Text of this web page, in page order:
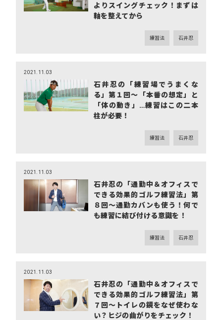
よりスイングチェック！まずは
軸を整えてから
練習法 石井忍
2021.11.03
石井忍の「練習場でうまくな
る」第１回～「本番の想定」と
「体の動き」…練習はこの二本
柱が必要！
練習法 石井忍
2021.11.03
石井忍の「通勤中＆オフィスで
できる効果的ゴルフ練習法」第
８回～通勤カバンも使う！何で
も練習に結び付ける意識を！
練習法 石井忍
2021.11.03
石井忍の「通勤中＆オフィスで
できる効果的ゴルフ練習法」第
７回～トイレの鏡をなぜ使わな
い？ヒジの曲がりをチェック！